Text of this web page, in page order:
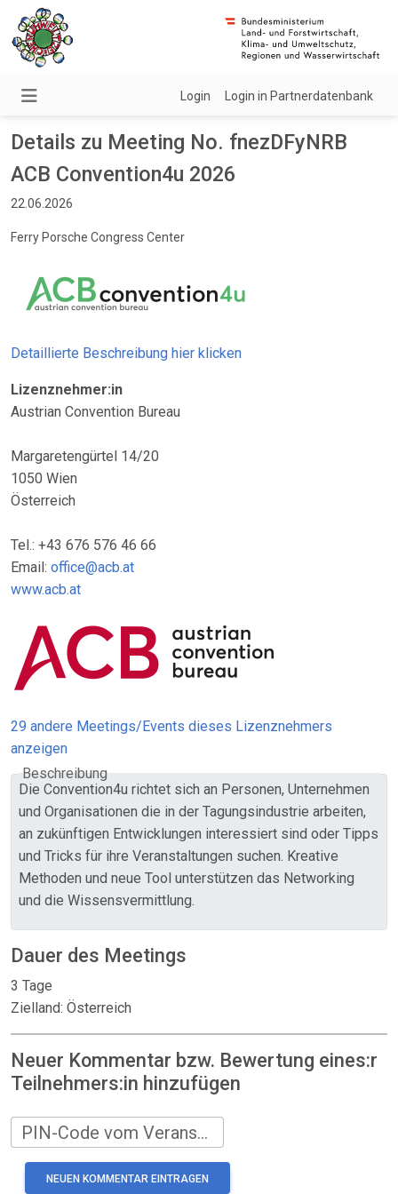
Login Login in Partnerdatenbank
Details zu Meeting No. fnezDFyNRB
ACB Convention4u 2026
22.06.2026
Ferry Porsche Congress Center
Detaillierte Beschreibung hier klicken
Lizenznehmer:in
Austrian Convention Bureau
Margaretengürtel 14/20
1050 Wien
Österreich
Tel.: +43 676 576 46 66
Email: office@acb.at
www.acb.at
29 andere Meetings/Events dieses Lizenznehmers
anzeigen
Beschreibung
Die Convention4u richtet sich an Personen, Unternehmen
und Organisationen die in der Tagungsindustrie arbeiten,
an zukünftigen Entwicklungen interessiert sind oder Tipps
und Tricks für ihre Veranstaltungen suchen. Kreative
Methoden und neue Tool unterstützen das Networking
und die Wissensvermittlung.
Dauer des Meetings
3 Tage
Zielland: Österreich
Neuer Kommentar bzw. Bewertung eines:r
Teilnehmers:in hinzufügen
PIN-Code vom Veranstalter